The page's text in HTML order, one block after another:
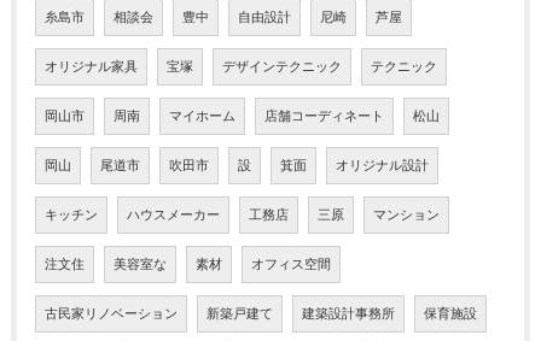
糸島市 相談会 豊中 自由設計 尼崎 芦屋
オリジナル家具 宝塚 デザインテクニック テクニック
岡山市 周南 マイホーム 店舗コーディネート 松山
岡山 尾道市 吹田市 設 箕面 オリジナル設計
キッチン ハウスメーカー 工務店 三原 マンション
注文住 美容室な 素材 オフィス空間
古民家リノベーション 新築戸建て 建築設計事務所 保育施設